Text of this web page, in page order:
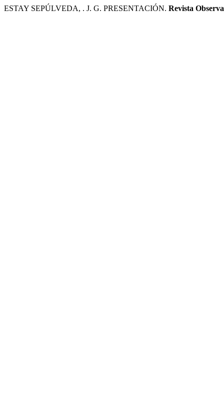
ESTAY SEPÚLVEDA, . J. G. PRESENTACIÓN. Revista